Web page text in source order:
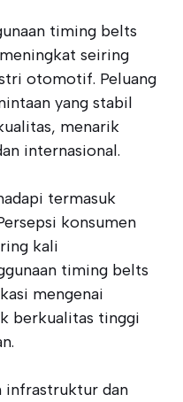
timing belts
seiring
otomotif. Peluang
yang stabil
menarik
internasional.
termasuk
konsumen
kali
timing belts
mengenai
berkualitas tinggi
infrastruktur dan